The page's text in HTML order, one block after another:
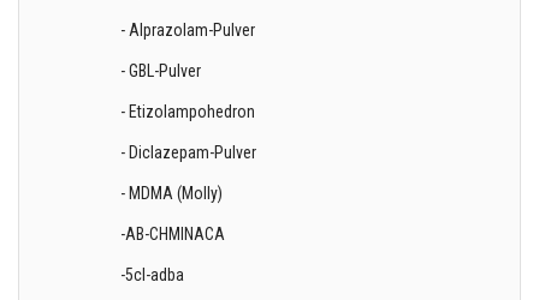
- Alprazolam-Pulver
- GBL-Pulver
- Etizolampohedron
- Diclazepam-Pulver
- MDMA (Molly)
-AB-CHMINACA
-5cl-adba